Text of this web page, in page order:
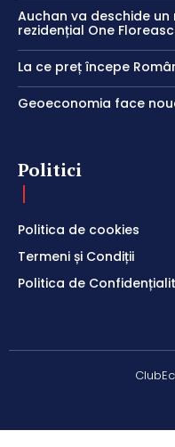
Auchan va deschide
rezidențial One
La ce preț începe
Geoeconomia face
Politici
Politica de cookies
Termeni și Condiții
Politica de